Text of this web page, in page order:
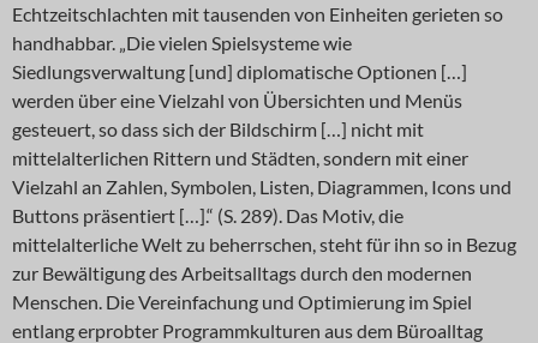
Echtzeitschlachten mit tausenden von Einheiten gerieten so
handhabbar. „Die vielen Spielsysteme wie
Siedlungsverwaltung [und] diplomatische Optionen […]
werden über eine Vielzahl von Übersichten und Menüs
gesteuert, so dass sich der Bildschirm […] nicht mit
mittelalterlichen Rittern und Städten, sondern mit einer
Vielzahl an Zahlen, Symbolen, Listen, Diagrammen, Icons und
Buttons präsentiert […].“ (S. 289). Das Motiv, die
mittelalterliche Welt zu beherrschen, steht für ihn so in Bezug
zur Bewältigung des Arbeitsalltags durch den modernen
Menschen. Die Vereinfachung und Optimierung im Spiel
entlang erprobter Programmkulturen aus dem Büroalltag